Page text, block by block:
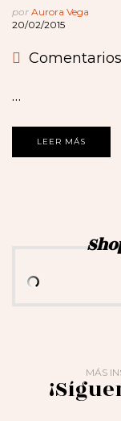
por Aurora Vega
20/02/2015
Comentarios
…
LEER MÁS
MÁS